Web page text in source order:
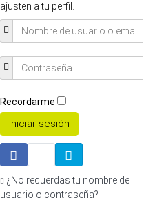
ajusten a tu perfil.
Recordarme
Iniciar sesión
¿No recuerdas tu nombre de
usuario o contraseña?